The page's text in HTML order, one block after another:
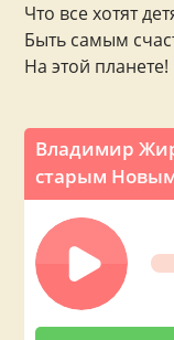
Владимир
старым
Что все хотят
Быть самым
На этой планете!